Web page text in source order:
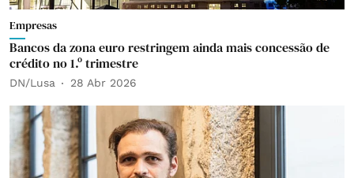
Empresas
Bancos da zona euro restringem ainda mais concessão de
crédito no 1.º trimestre
DN/Lusa 28 Abr 2026